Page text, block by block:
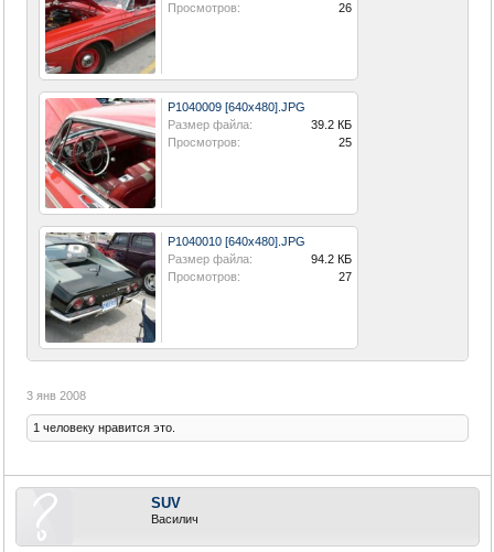
Просмотров:
26
P1040009 [640x480].JPG
Размер файла:
39.2 КБ
Просмотров:
25
P1040010 [640x480].JPG
Размер файла:
94.2 КБ
Просмотров:
27
3 янв 2008
1 человеку нравится это.
SUV
Василич